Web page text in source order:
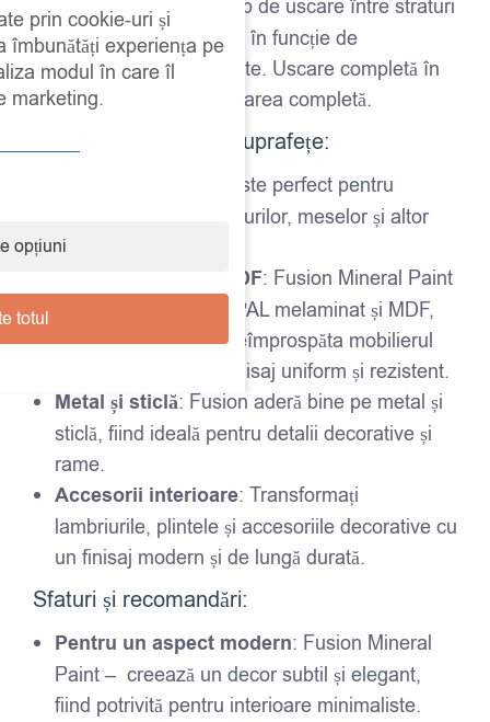
Timp de uscare
: Timp de uscare între straturi
– aproximativ 2-4 ore, în funcție de
temperatură și umiditate. Uscare completă în
24 de ore pentru utilizarea completă.
Ideal pentru diverse suprafețe:
: Este perfect pentru
recondiționarea dulapurilor, meselor și altor
piese de mobilier.
PAL melaminat și MDF: Fusion Mineral Paint
aderă foarte bine pe PAL melaminat și MDF,
fiind ideală pentru a reîmprospăta mobilierul
modern, oferind un finisaj uniform și rezistent.
Metal și sticlă: Fusion aderă bine pe metal și
sticlă, fiind ideală pentru detalii decorative și
rame.
Accesorii interioare: Transformați
lambriurile, plintele și accesoriile decorative cu
un finisaj modern și de lungă durată.
Sfaturi și recomandări:
Pentru un aspect modern: Fusion Mineral
Paint – creează un decor subtil și elegant,
fiind potrivită pentru interioare minimaliste.
prin cookie-uri și
îmbunătăți experiența pe
modul în care îl
marketing.
opțiuni
totul